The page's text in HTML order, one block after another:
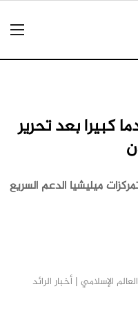
كبيرا بعد تحرير
ميليشيا الدعم السريع
الإسلامي | أخبار الرائد